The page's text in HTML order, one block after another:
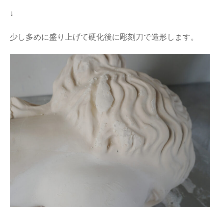
↓
少し多めに盛り上げて硬化後に彫刻刀で造形します。